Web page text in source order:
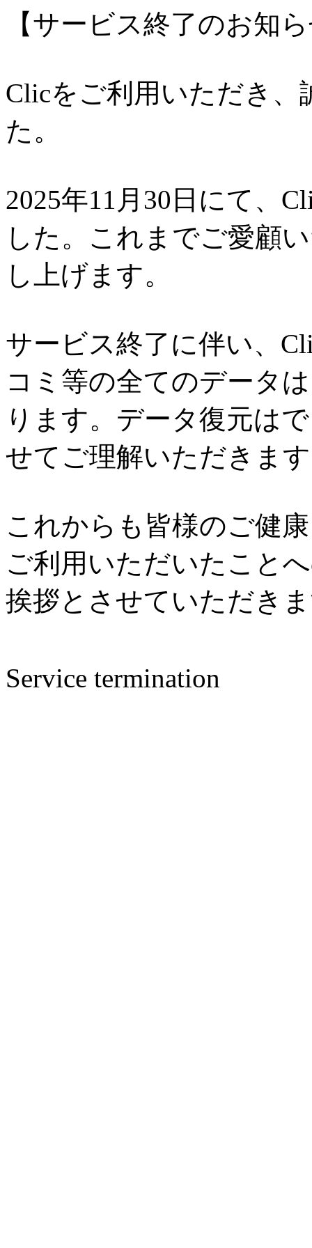
【サービス終了のお知
Clicをご利用いただき
た。
2025年11月30日にて、
した。これまでご愛顧
し上げます。
サービス終了に伴い、
コミ等の全てのデータ
ります。データ復元は
せてご理解いただきま
これからも皆様のご健
ご利用いただいたこと
挨拶とさせていただき
Service termination